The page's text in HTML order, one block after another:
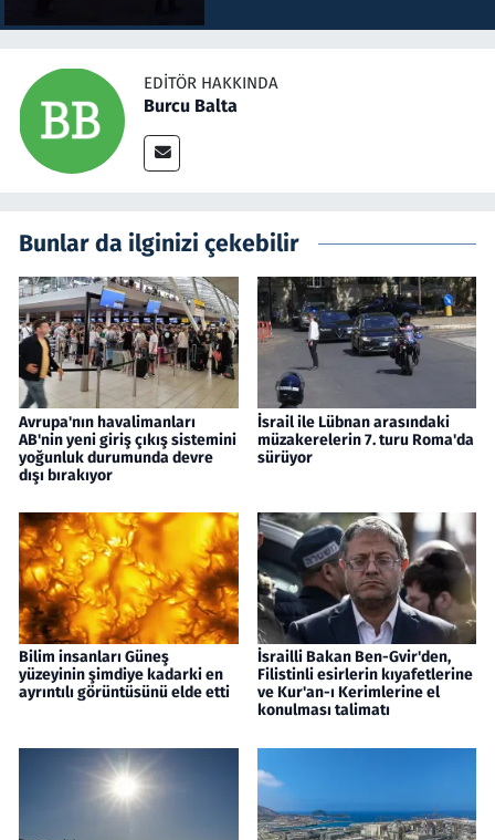
EDITÖR HAKKINDA
Burcu Balta
Bunlar da ilginizi çekebilir
Avrupa'nın havalimanları
AB'nin yeni giriş çıkış sistemini
yoğunluk durumunda devre
dışı bırakıyor
İsrail ile Lübnan arasındaki
müzakerelerin 7. turu Roma'da
sürüyor
Bilim insanları Güneş
yüzeyinin şimdiye kadarki en
ayrıntılı görüntüsünü elde etti
İsrailli Bakan Ben-Gvir'den,
Filistinli esirlerin kıyafetlerine
ve Kur'an-ı Kerimlerine el
konulması talimatı